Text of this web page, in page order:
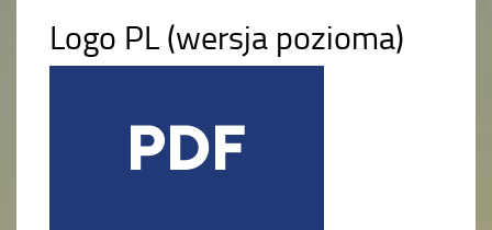
Logo PL (wersja pozioma)